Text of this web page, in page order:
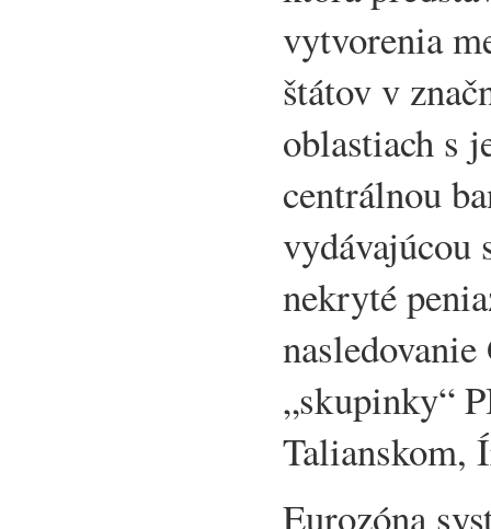
vytvorenia
štátov v
oblastiach s
centrálnou
vydávajúcou
nekryté
„skupinky“
Talianskom,
Eurozóna